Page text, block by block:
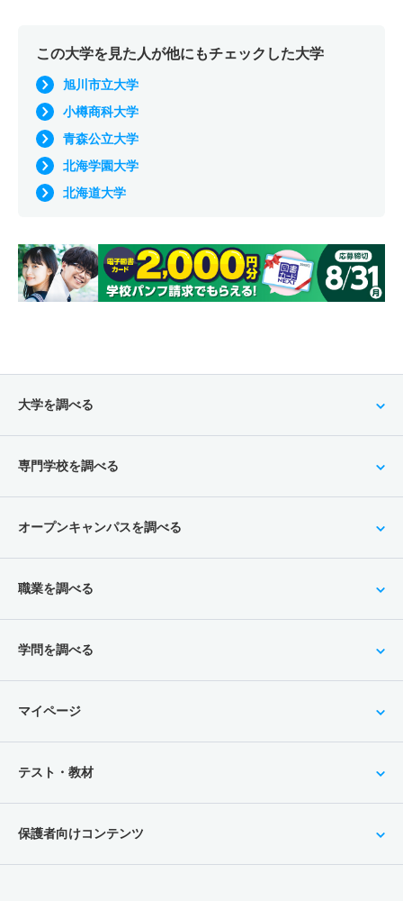
この大学を見た人が他にもチェックした大学
旭川市立大学
小樽商科大学
青森公立大学
北海学園大学
北海道大学
大学を調べる
専門学校を調べる
オープンキャンパスを調べる
職業を調べる
学問を調べる
マイページ
テスト・教材
保護者向けコンテンツ